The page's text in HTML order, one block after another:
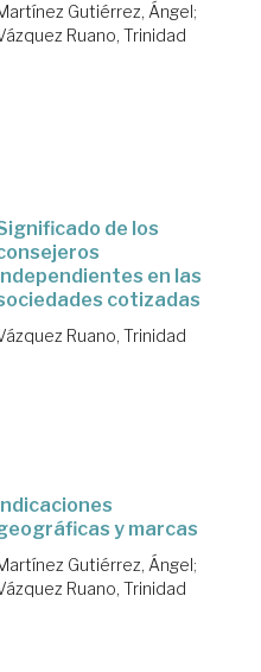
Gutiérrez, Ángel;
Ruano, Trinidad
de los
en las
cotizadas
Ruano, Trinidad
Indicaciones
y marcas
Gutiérrez, Ángel;
Ruano, Trinidad